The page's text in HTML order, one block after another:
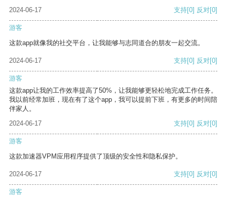
2024-06-17
支持[0] 反对[0]
游客
这款app就像我的社交平台，让我能够与志同道合的朋友一起交流。
2024-06-17 支持[0] 反对[0]
游客
这款app让我的工作效率提高了50%，让我能够更轻松地完成工作任务。
我以前经常加班，现在有了这个app，我可以提前下班，有更多的时间陪
伴家人。
2024-06-17
支持[0] 反对[0]
游客
这款加速器VPM应用程序提供了顶级的安全性和隐私保护。
2024-06-17 支持[0] 反对[0]
游客